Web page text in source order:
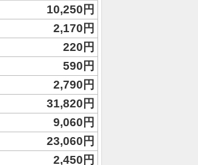
10,250円
2,170円
220円
590円
2,790円
31,820円
9,060円
23,060円
2,450円